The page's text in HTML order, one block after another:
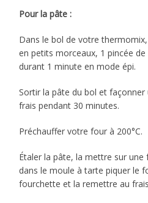
Pour la pâte :
Dans le bol de votre
en petits morceaux, 1 pincée de
durant 1 minute en mode épi.
Sortir la pâte du bol et
frais pendant 30 minutes.
Préchauffer votre four à 200°C.
Étaler la pâte, la mettre sur une
dans le moule à tarte piquer le
fourchette et la remettre au